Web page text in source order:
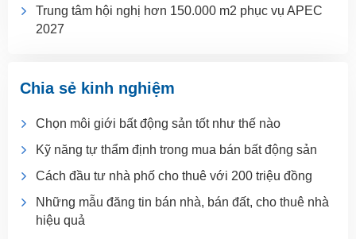
Trung tâm hội nghị hơn 150.000 m2 phục vụ APEC
2027
Chia sẻ kinh nghiệm
Chọn môi giới bất động sản tốt như thế nào
Kỹ năng tự thẩm định trong mua bán bất động sản
Cách đầu tư nhà phố cho thuê với 200 triệu đồng
Những mẫu đăng tin bán nhà, bán đất, cho thuê nhà
hiệu quả